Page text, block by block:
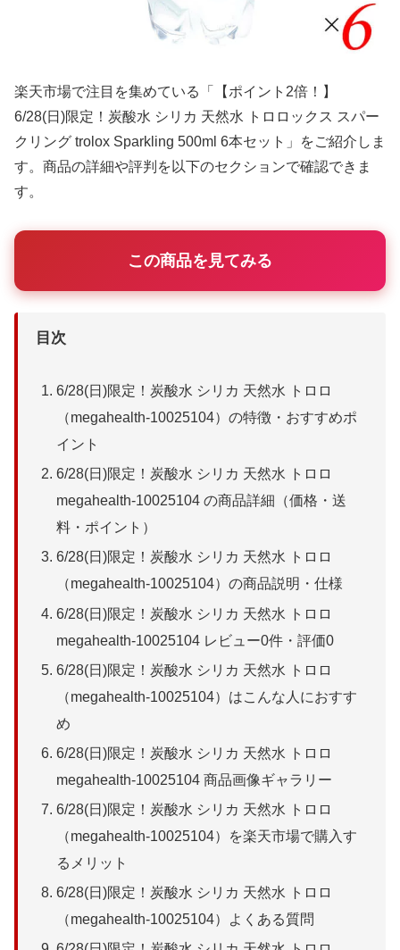
楽天市場で注目を集めている「【ポイント2倍！】
6/28(日)限定！炭酸水 シリカ 天然水 トロロックス スパー
クリング trolox Sparkling 500ml 6本セット」をご紹介しま
す。商品の詳細や評判を以下のセクションで確認できま
す。
この商品を見てみる
目次
6/28(日)限定！炭酸水 シリカ 天然水 トロロ
（megahealth-10025104）の特徴・おすすめポ
イント
6/28(日)限定！炭酸水 シリカ 天然水 トロロ
megahealth-10025104 の商品詳細（価格・送
料・ポイント）
6/28(日)限定！炭酸水 シリカ 天然水 トロロ
（megahealth-10025104）の商品説明・仕様
6/28(日)限定！炭酸水 シリカ 天然水 トロロ
megahealth-10025104 レビュー0件・評価0
6/28(日)限定！炭酸水 シリカ 天然水 トロロ
（megahealth-10025104）はこんな人におすす
め
6/28(日)限定！炭酸水 シリカ 天然水 トロロ
megahealth-10025104 商品画像ギャラリー
6/28(日)限定！炭酸水 シリカ 天然水 トロロ
（megahealth-10025104）を楽天市場で購入す
るメリット
6/28(日)限定！炭酸水 シリカ 天然水 トロロ
（megahealth-10025104）よくある質問